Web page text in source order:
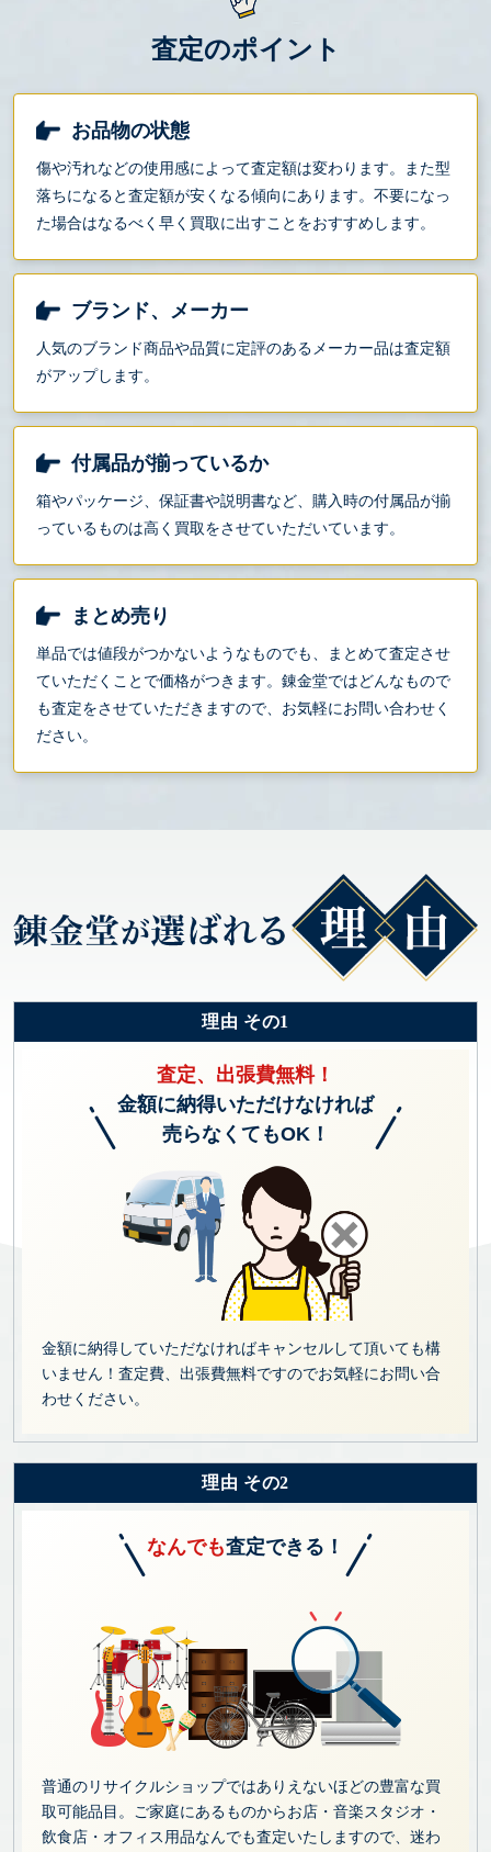
査定のポイント
お品物の状態
傷や汚れなどの使用感によって査定額は変わります。また型
落ちになると査定額が安くなる傾向にあります。不要になっ
た場合はなるべく早く買取に出すことをおすすめします。
ブランド、メーカー
人気のブランド商品や品質に定評のあるメーカー品は査定額
がアップします。
付属品が揃っているか
箱やパッケージ、保証書や説明書など、購入時の付属品が揃
っているものは高く買取をさせていただいています。
まとめ売り
単品では値段がつかないようなものでも、まとめて査定させ
ていただくことで価格がつきます。錬金堂ではどんなもので
も査定をさせていただきますので、お気軽にお問い合わせく
ださい。
理由 その1
査定、出張費無料！
金額に納得いただけなければ
売らなくてもOK！
金額に納得していただなければキャンセルして頂いても構
いません！査定費、出張費無料ですのでお気軽にお問い合
わせください。
理由 その2
なんでも査定できる！
普通のリサイクルショップではありえないほどの豊富な買
取可能品目。ご家庭にあるものからお店・音楽スタジオ・
飲食店・オフィス用品なんでも査定いたしますので、迷わ